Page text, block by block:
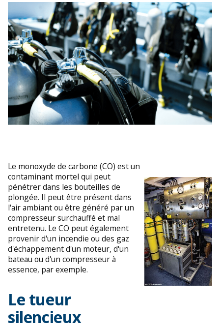
Le monoxyde de carbone (CO) est un
contaminant mortel qui peut
pénétrer dans les bouteilles de
plongée. Il peut être présent dans
l'air ambiant ou être généré par un
compresseur surchauffé et mal
entretenu. Le CO peut également
provenir d'un incendie ou des gaz
d'échappement d'un moteur, d'un
bateau ou d'un compresseur à
essence, par exemple.
Le tueur
silencieux